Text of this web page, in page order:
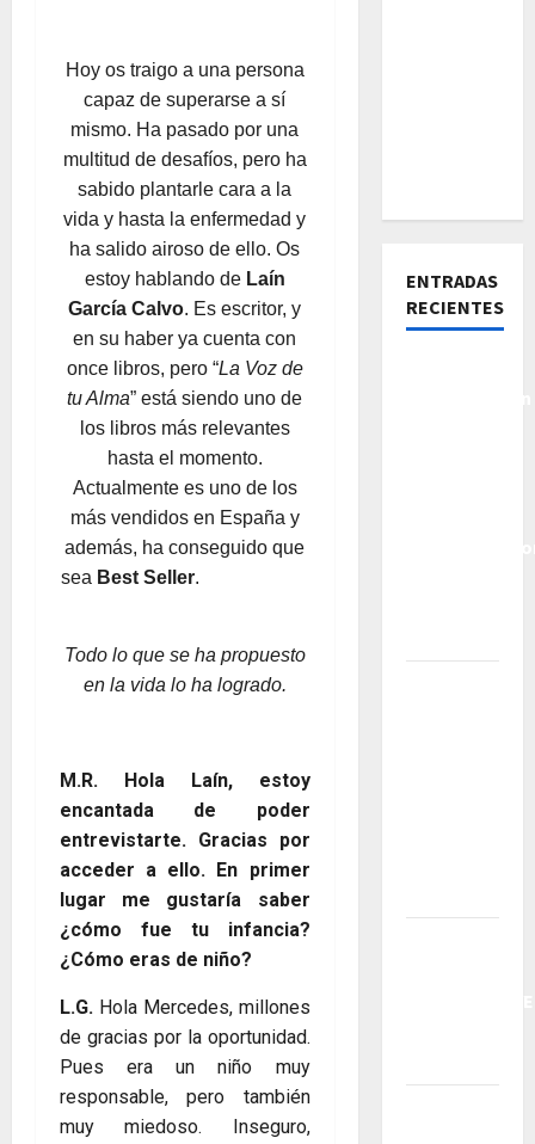
Hoy os traigo a una persona
capaz de superarse a sí
mismo. Ha pasado por una
multitud de desafíos, pero ha
sabido plantarle cara a la
vida y hasta la enfermedad y
ha salido airoso de ello. Os
estoy hablando de Laín
García Calvo. Es escritor, y
en su haber ya cuenta con
once libros, pero “La Voz de
tu Alma” está siendo uno de
los libros más relevantes
hasta el momento.
Actualmente es uno de los
más vendidos en España y
además, ha conseguido que
sea Best Seller.
Todo lo que se ha propuesto
en la vida lo ha logrado.
M.R. Hola Laín, estoy
encantada de poder
entrevistarte. Gracias por
acceder a ello. En primer
lugar me gustaría saber
¿cómo fue tu infancia?
¿Cómo eras de niño?
L.G. Hola Mercedes, millones
de gracias por la oportunidad.
Pues era un niño muy
responsable, pero también
muy miedoso. Inseguro,
ENTRADAS
RECIENTES